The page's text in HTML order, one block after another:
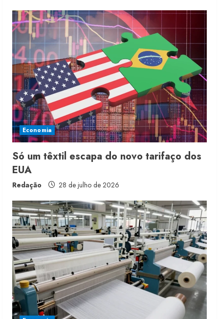
Economia
Só um têxtil escapa do novo tarifaço dos
EUA
Redação 28 de julho de 2026
Renata Caixeta assume Movimento
Sou de Algodão
5 de agosto de 2026
Fakini prevê R$345 milhões de
receita em 2026